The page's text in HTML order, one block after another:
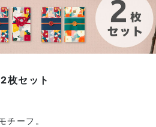
枚セット
チーフ。